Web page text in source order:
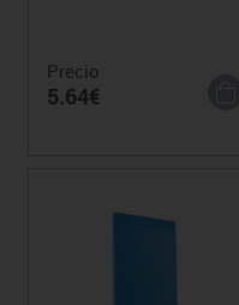
Precio
5.64€